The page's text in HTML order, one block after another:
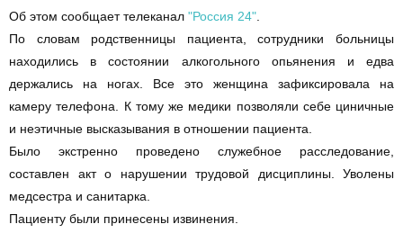
Об этом сообщает телеканал "Россия 24"
По словам родственницы пациента, сотрудники больницы
находились в состоянии алкогольного опьянения и едва
держались на ногах. Все это женщина зафиксировала на
камеру телефона. К тому же медики позволяли себе циничные
и неэтичные высказывания в отношении пациента.
Было экстренно проведено служебное расследование,
составлен акт о нарушении трудовой дисциплины. Уволены
медсестра и санитарка.
Пациенту были принесены извинения.